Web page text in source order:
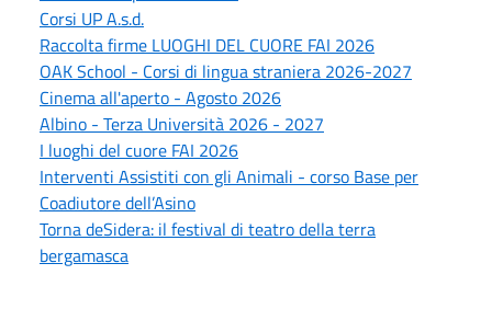
Corsi UP A.s.d.
Raccolta firme LUOGHI DEL CUORE FAI 2026
OAK School - Corsi di lingua straniera 2026-2027
Cinema all'aperto - Agosto 2026
Albino - Terza Università 2026 - 2027
I luoghi del cuore FAI 2026
Interventi Assistiti con gli Animali - corso Base per
Coadiutore dell’Asino
Torna deSidera: il festival di teatro della terra
bergamasca